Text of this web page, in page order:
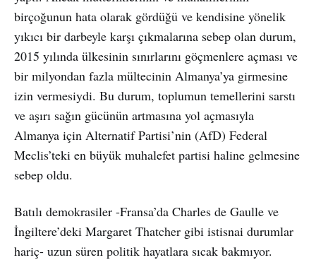
birçoğunun hata olarak gördüğü ve kendisine yönelik
yıkıcı bir darbeyle karşı çıkmalarına sebep olan durum,
2015 yılında ülkesinin sınırlarını göçmenlere açması ve
bir milyondan fazla mültecinin Almanya’ya girmesine
izin vermesiydi. Bu durum, toplumun temellerini sarstı
ve aşırı sağın gücünün artmasına yol açmasıyla
Almanya için Alternatif Partisi’nin (AfD) Federal
Meclis’teki en büyük muhalefet partisi haline gelmesine
sebep oldu.
Batılı demokrasiler -Fransa’da Charles de Gaulle ve
İngiltere’deki Margaret Thatcher gibi istisnai durumlar
hariç- uzun süren politik hayatlara sıcak bakmıyor.